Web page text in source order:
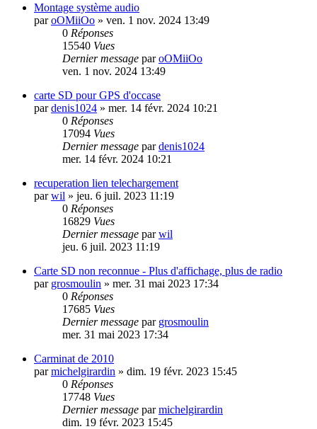
Montage système audio
paroOMiiOo » ven. 1 nov. 2024 13:49
0 Réponses
15540 Vues
Dernier message paroOMiiOo
ven. 1 nov. 2024 13:49
carte SD pour GPS d'occase
pardenis1024 » mer. 14 févr. 2024 10:21
0 Réponses
17094 Vues
Dernier message pardenis1024
mer. 14 févr. 2024 10:21
recuperation lien telechargement
parwil » jeu. 6 juil. 2023 11:19
0 Réponses
16829 Vues
Dernier message parwil
jeu. 6 juil. 2023 11:19
Carte SD non reconnue - Plus d'affichage, plus de radio
par grosmoulin » mer. 31 mai 2023 17:34
0 Réponses
17685 Vues
Dernier message par grosmoulin
mer. 31 mai 2023 17:34
Carminat de 2010
parmichelgirardin » dim. 19 févr. 2023 15:45
0 Réponses
17748 Vues
Dernier message parmichelgirardin
dim. 19 févr. 2023 15:45